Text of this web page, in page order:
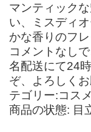
マンティック
い、ミスディ
かな香りのフ
コメントなし
名配送にて24
ぞ、よろしく
テゴリー:コス
商品の状態: 目